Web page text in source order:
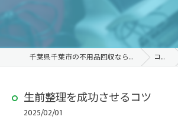
千葉県千葉市の不用品回収なら株式会社ACT コラム
生前整理を成功させるコツ
2025/02/01